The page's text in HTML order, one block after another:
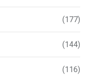
(177)
(144)
(116)